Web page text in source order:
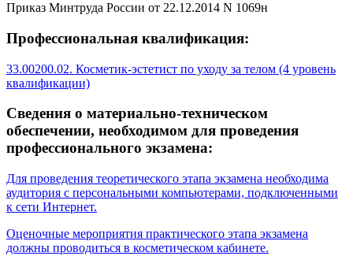
Приказ Минтруда России от 22.12.2014 N 1069н
Профессиональная квалификация:
33.00200.02. Косметик-эстетист по уходу за телом (4 уровень
квалификации)
Сведения о материально-техническом
обеспечении, необходимом для проведения
профессионального экзамена:
Для проведения теоретического этапа экзамена необходима
аудитория с персональными компьютерами, подключенными
к сети Интернет.
Оценочные мероприятия практического этапа экзамена
должны проводиться в косметическом кабинете.